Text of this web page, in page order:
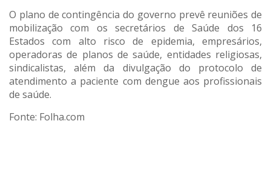
O plano de contingência do governo prevê reuniões de
mobilização com os secretários de Saúde dos 16
Estados com alto risco de epidemia, empresários,
operadoras de planos de saúde, entidades religiosas,
sindicalistas, além da divulgação do protocolo de
atendimento a paciente com dengue aos profissionais
de saúde.
Fonte: Folha.com